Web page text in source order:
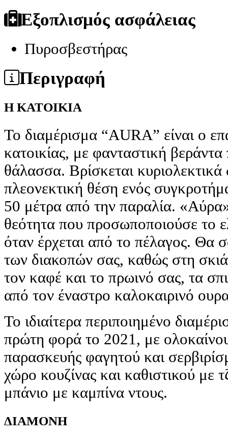
Εξοπλισμός ασφάλειας
Πυροσβεστήρας
Περιγραφή
Η ΚΑΤΟΙΚΙΑ
Το διαμέρισμα “AURA” είναι ο
κατοικίας, με φανταστική
θάλασσα. Βρίσκεται
πλεονεκτική θέση ενός
50 μέτρα από την παραλία.
θεότητα που προσωποποιούσε το
όταν έρχεται από το πέλαγος. Θα
των διακοπών σας, καθώς στη
τον καφέ και το πρωινό σας, τα
από τον έναστρο καλοκαιρινό
Το ιδιαίτερα περιποιημένο
πρώτη φορά το 2021, με
παρασκευής φαγητού και
χώρο κουζίνας και καθιστικού με
μπάνιο με καμπίνα ντους.
ΔΙΑΜΟΝΗ